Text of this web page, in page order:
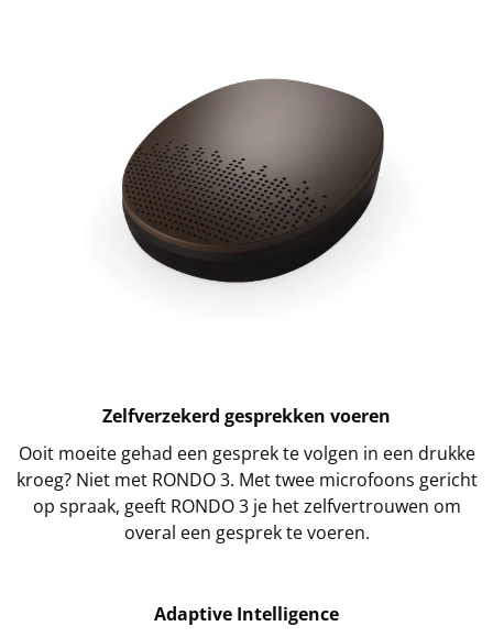
Zelfverzekerd gesprekken voeren
Ooit moeite gehad een gesprek te volgen in een drukke
kroeg? Niet met RONDO 3. Met twee microfoons gericht
op spraak, geeft RONDO 3 je het zelfvertrouwen om
overal een gesprek te voeren.
Adaptive Intelligence